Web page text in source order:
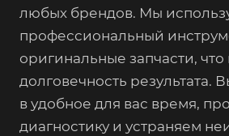
любых брендов. Мы
профессиональный
оригинальные запчасти, что
долговечность результата.
в удобное для вас время,
диагностику и устраняем